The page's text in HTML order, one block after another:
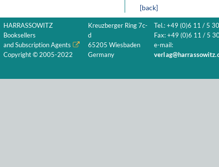
[back]
HARRASSOWITZ
Booksellers
and Subscription Agents
Copyright © 2005-2022
Kreuzberger Ring 7c-
d
65205 Wiesbaden
Germany
Tel.: +49 (0)6 11 / 5
Fax: +49 (0)6 11 / 5
e-mail: